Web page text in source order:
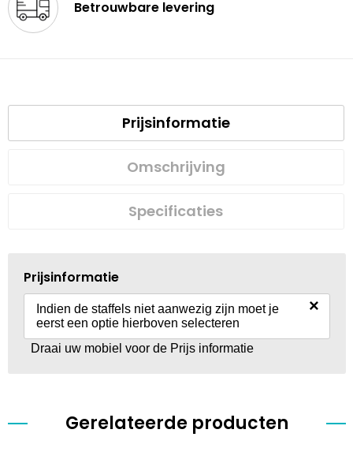
Betrouwbare levering
Prijsinformatie
Omschrijving
Specificaties
Prijsinformatie
Indien de staffels niet aanwezig zijn moet je
eerst een optie hierboven selecteren
×
Draai uw mobiel voor de Prijs informatie
Gerelateerde producten